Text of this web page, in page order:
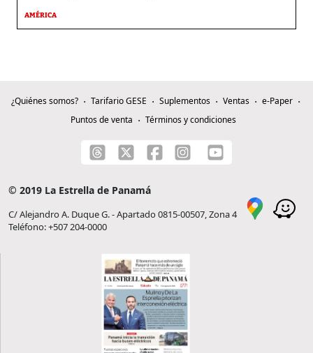
AMÉRICA
¿Quiénes somos? Tarifario GESE Suplementos Ventas
e-Paper
Puntos de venta
Términos y condiciones
© 2019 La Estrella de Panamá
C/ Alejandro A. Duque G. - Apartado 0815-00507, Zona 4
Teléfono: +507 204-0000